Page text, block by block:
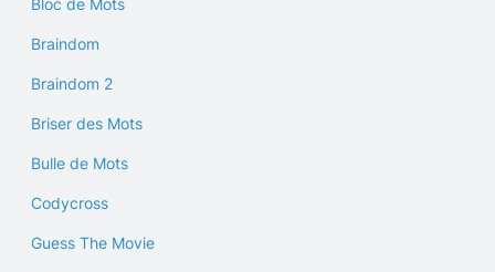
Bloc de Mots
Braindom
Braindom 2
Briser des Mots
Bulle de Mots
Codycross
Guess The Movie